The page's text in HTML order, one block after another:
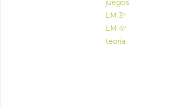
juegos
LM 3º
LM 4º
teoría